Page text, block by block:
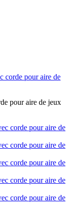
corde pour aire de